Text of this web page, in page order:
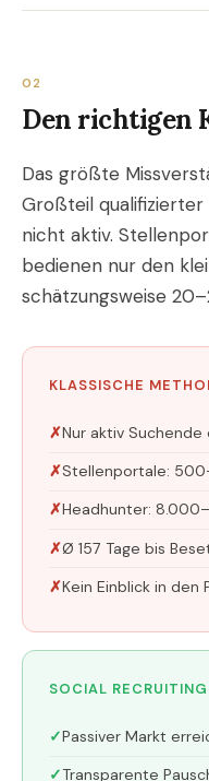
02
Den richtigen
Das größte
Großteil
nicht aktiv.
bedienen nur den
schätzungsweise
KLASSISCHE
Nur aktiv
Stellenportale:
Headhunter:
Ø 157 Tage bis
Kein Einblick in den
SOCIAL RECRUITING
Passiver Markt
Transparente